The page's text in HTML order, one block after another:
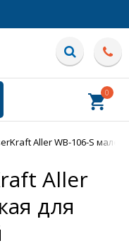
0
Aller WB-106-S
Aller
для